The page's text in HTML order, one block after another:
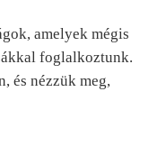
amelyek mégis
foglalkoztunk.
és nézzük meg,